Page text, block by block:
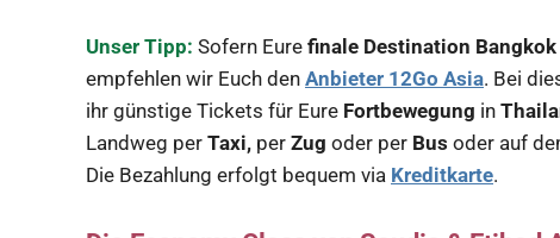
Unser Tipp: Sofern Eure finale Destination Bangkok
empfehlen wir Euch den Anbieter 12Go Asia. Bei
ihr günstige Tickets für Eure Fortbewegung in
Landweg per Taxi, per Zug oder per Bus oder auf
Die Bezahlung erfolgt bequem via Kreditkarte.